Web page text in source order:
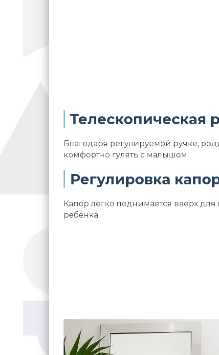
Телескопическая
Благодаря регулируемой ручке,
комфортно гулять с малышом.
Регулировка
Капор легко поднимается вверх для
ребенка.